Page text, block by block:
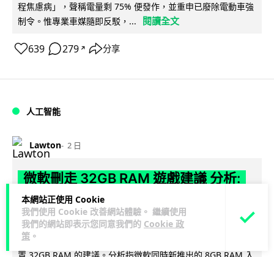
本網站正使用 Cookie
我們使用 Cookie 改善網站體驗。 繼續使用
我們的網站即表示您同意我們的 Cookie 政
策 。
程焦慮病」，聲稱電量剩 75% 便發作，並重申已廢除電動車強
制令。惟專業車媒隨即反駁，...
閱讀全文
639 279 ↗ 分享
人工智能
Lawton 2 日
微軟刪走 32GB RAM 遊戲建議 分析:
為 8GB Surface 銷售鋪路 連自家
Copilot+ 門檻也未到
Microsoft 被發現靜靜刪除官方網站上，對遊戲玩家要為電腦配